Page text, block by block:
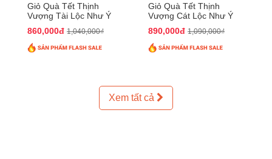
Giỏ Quà Tết Thịnh
Vượng Tài Lộc Như Ý
860,000đ 1,040,000₫
Giỏ Quà Tết Thịnh
Vượng Cát Lộc Như Ý
890,000đ 1,090,000₫
Xem tất cả